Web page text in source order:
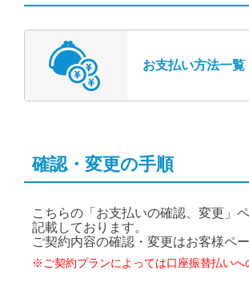
お支払い方法一覧
確認・変更の手順
こちらの「お支払いの確認、変更」
記載しております。
ご契約内容の確認・変更はお客様ペ
※ご契約プランによっては口座振替払いへ